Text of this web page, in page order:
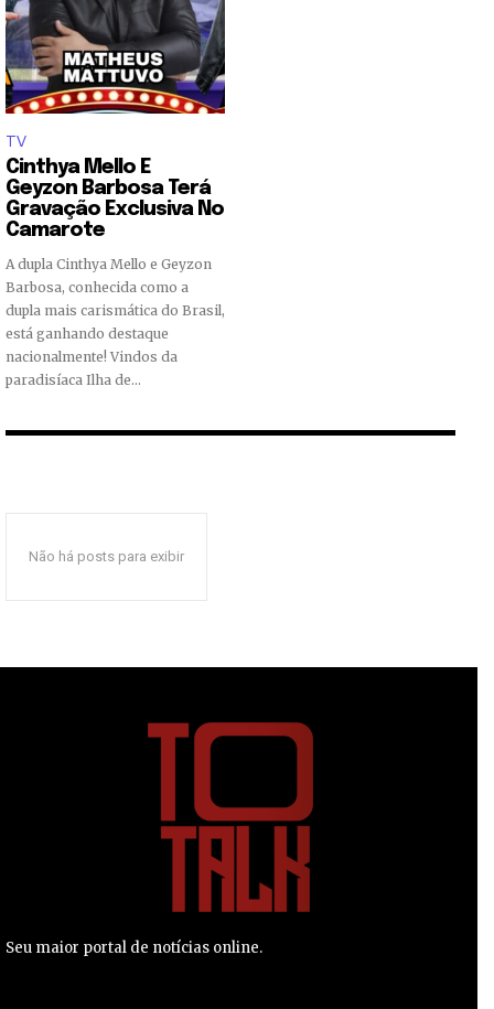
TV
Cinthya Mello E
Geyzon Barbosa Terá
Gravação Exclusiva No
Camarote
A dupla Cinthya Mello e Geyzon
Barbosa, conhecida como a
dupla mais carismática do Brasil,
está ganhando destaque
nacionalmente! Vindos da
paradisíaca Ilha de...
Não há posts para exibir
Seu maior portal de notícias online.